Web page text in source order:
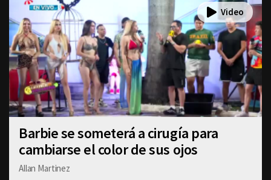
Barbie se someterá a cirugía para
cambiarse el color de sus ojos
Allan Martinez